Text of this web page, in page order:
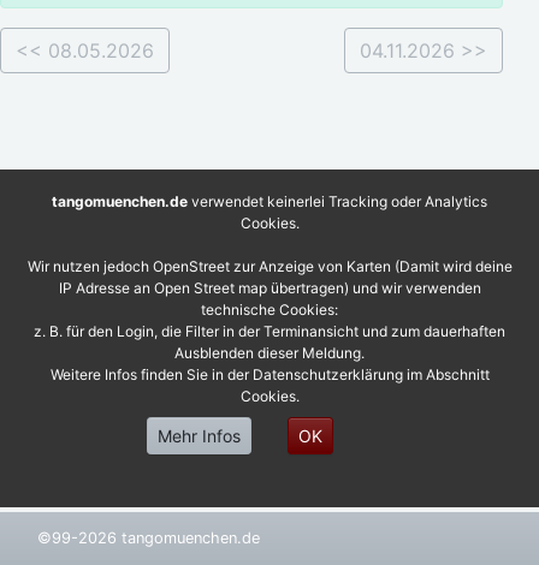
<< 08.05.2026 04.11.2026 >>
©99-2026 tangomuenchen.de
tangomuenchen.de verwendet keinerlei Tracking oder Analytics
Cookies.
Wir nutzen jedoch OpenStreet zur Anzeige von Karten (Damit wird deine
IP Adresse an Open Street map übertragen) und wir verwenden
technische Cookies:
z. B. für den Login, die Filter in der Terminansicht und zum dauerhaften
Ausblenden dieser Meldung.
Weitere Infos finden Sie in der Datenschutzerklärung im Abschnitt
Cookies.
Mehr Infos OK